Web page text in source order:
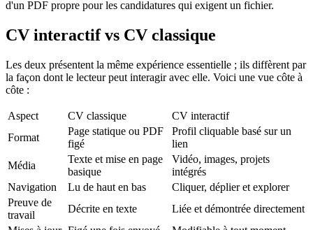
d'un PDF propre pour les candidatures qui exigent un fichier.
CV interactif vs CV classique
Les deux présentent la même expérience essentielle ; ils diffèrent par
la façon dont le lecteur peut interagir avec elle. Voici une vue côte à
côte :
Aspect CV classique
CV interactif
Format
Page statique ou PDF
figé
Profil cliquable basé sur un
lien
Média
Texte et mise en page
basique
Vidéo, images, projets
intégrés
Navigation
Lu de haut en bas
Cliquer, déplier et explorer
Preuve de
travail
Décrite en texte
Liée et démontrée directement